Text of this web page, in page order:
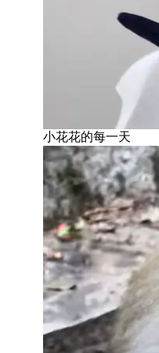
小花花的每一天